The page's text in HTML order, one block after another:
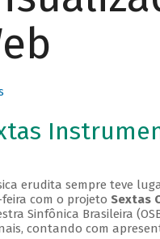
erudita sempre teve
com o projeto Sextas
Sinfônica Brasileira
contando com